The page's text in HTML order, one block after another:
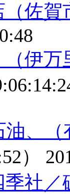
（佐
伊
油、
）
社／